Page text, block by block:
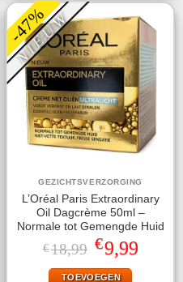
-47%
NIEUW
GEZICHTSVERZORGING
L’Oréal Paris Extraordinary
Oil Dagcrème 50ml –
Normale tot Gemengde Huid
€18,99 Oorspronkelijke
prijs
was:
€18,99.
€9,99Huidige
prijs
TOEVOEGEN